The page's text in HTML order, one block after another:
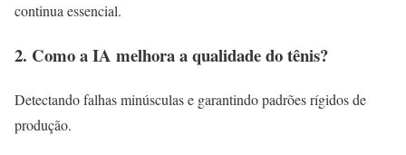
continua essencial.
2. Como a IA melhora a qualidade do tênis?
Detectando falhas minúsculas e garantindo padrões rígidos de
produção.